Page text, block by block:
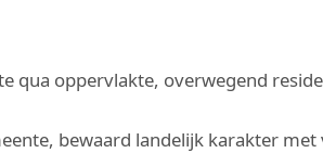
qua oppervlakte, overwegend
bewaard landelijk karakter